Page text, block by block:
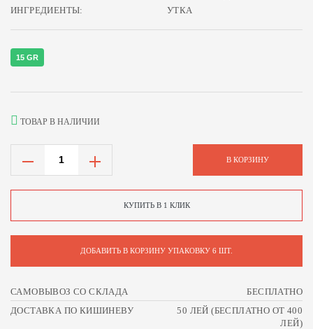
ИНГРЕДИЕНТЫ:
УТКА
15 GR
ТОВАР В НАЛИЧИИ
В КОРЗИНУ
КУПИТЬ В 1 КЛИК
ДОБАВИТЬ В КОРЗИНУ УПАКОВКУ 6 ШТ.
САМОВЫВОЗ СО СКЛАДА
БЕСПЛАТНО
ДОСТАВКА ПО КИШИНЕВУ
50 ЛЕЙ (БЕСПЛАТНО ОТ 400
ЛЕЙ)